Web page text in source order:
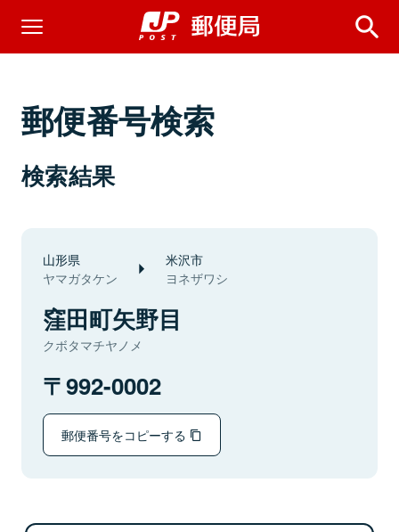
郵便番号検索
検索結果
山形県
ヤマガタケン
米沢市
ヨネザワシ
窪田町矢野目
クボタマチヤノメ
992-0002
郵便番号をコピーする